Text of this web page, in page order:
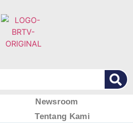
Newsroom
Tentang Kami